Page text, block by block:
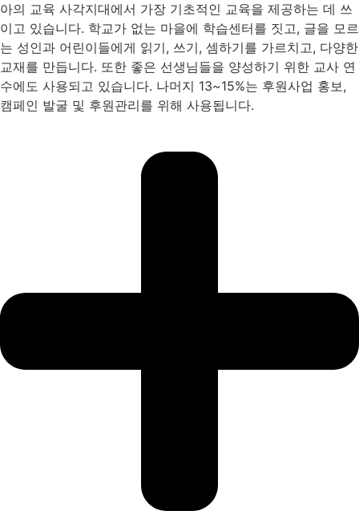
아의 교육 사각지대에서 가장 기초적인 교육을 제공하는 데 쓰
이고 있습니다. 학교가 없는 마을에 학습센터를 짓고, 글을 모르
는 성인과 어린이들에게 읽기, 쓰기, 셈하기를 가르치고, 다양한
교재를 만듭니다. 또한 좋은 선생님들을 양성하기 위한 교사 연
수에도 사용되고 있습니다. 나머지 13~15%는 후원사업 홍보,
캠페인 발굴 및 후원관리를 위해 사용됩니다.